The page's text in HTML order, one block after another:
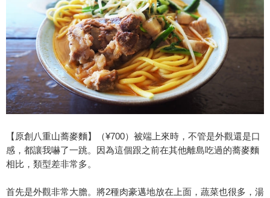
【原創八重山蕎麥麵】（¥700）被端上來時，不管是外觀還是口
感，都讓我嚇了一跳。因為這個跟之前在其他離島吃過的蕎麥麵
相比，類型差非常多。
首先是外觀非常大膽。將2種肉豪邁地放在上面，蔬菜也很多，湯